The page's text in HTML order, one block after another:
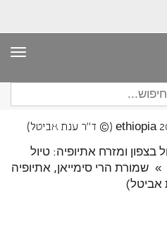
בצפון ומזרח אתיופיה: טיול
» שמורת הרי סימייאן, אתיופיה